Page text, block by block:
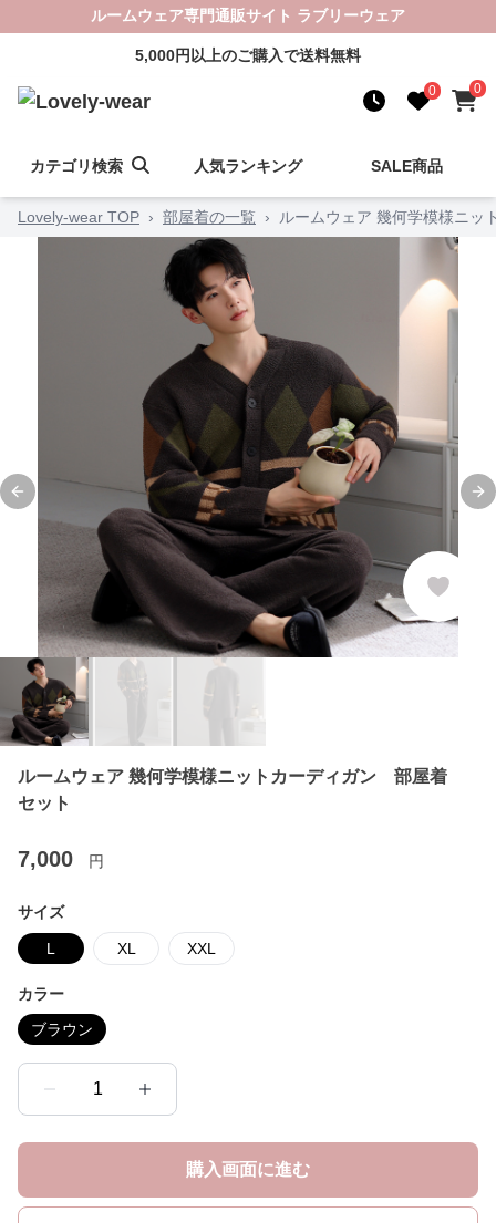
ルームウェア専門通販サイト ラブリーウェア
5,000円以上のご購入で送料無料
0 0
カテゴリ検索 人気ランキング SALE商品
Lovely-wear TOP › 部屋着の一覧 › ルームウェア 幾何学模様ニ
Previous slide
ルームウェア 幾何学模様ニットカーディガン 部屋着
セット
7,000 円
サイズ
L XL XXL
カラー
ブラウン
1
購入画面に進む